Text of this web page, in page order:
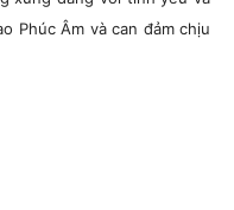
Phúc Âm và can đảm chịu